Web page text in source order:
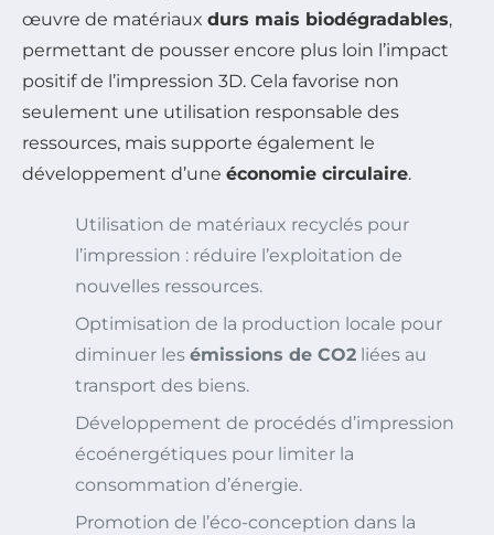
œuvre de matériaux durs mais biodégradables,
permettant de pousser encore plus loin l’impact
positif de l’impression 3D. Cela favorise non
seulement une utilisation responsable des
ressources, mais supporte également le
développement d’une économie circulaire.
Utilisation de matériaux recyclés pour
l’impression : réduire l’exploitation de
nouvelles ressources.
Optimisation de la production locale pour
diminuer les émissions de CO2 liées au
transport des biens.
Développement de procédés d’impression
écoénergétiques pour limiter la
consommation d’énergie.
Promotion de l’éco-conception dans la